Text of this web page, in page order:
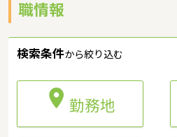
職情報
検索条件から絞り込む
 勤務地